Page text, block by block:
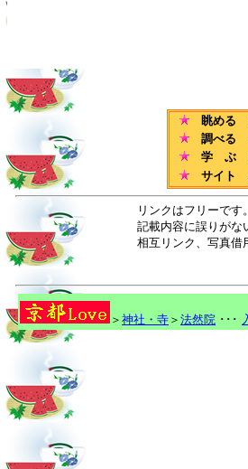
眺める
調べる
学 ぶ
サイト
リンクはフリーで
記載内容に誤りがな
相互リンク、写真借
＞ 神社・寺 ＞ 法然院 ･･･